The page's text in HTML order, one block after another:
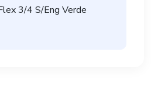
3/4 S/Eng Verde